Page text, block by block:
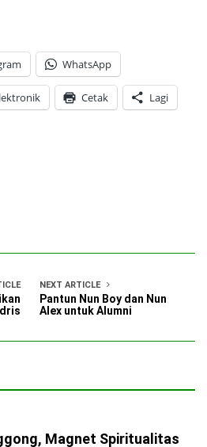
WhatsApp
Cetak Lagi
NEXT ARTICLE
Pantun Nun Boy dan Nun
Alex untuk Alumni
Magnet Spiritualitas